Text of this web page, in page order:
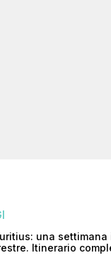
una settimana
Itinerario